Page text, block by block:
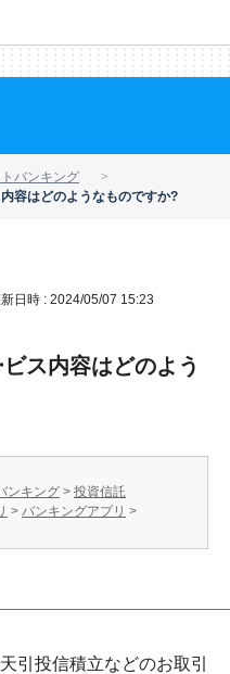
バンキング
容はどのようなものですか?
日時 : 2024/05/07 15:23
ス内容はどのよう
ンキング > 投資信託
> バンキングアプリ >
引投信積立などのお取引